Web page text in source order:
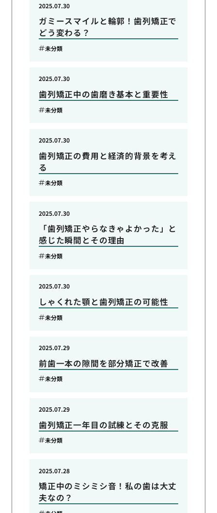
ガミースマイルと輪郭！歯列矯正で
どう変わる？
2025.07.30
未分類
歯列矯正中の歯磨き基本と重要性
2025.07.30
未分類
歯列矯正の費用と経済的背景を考え
る
2025.07.30
未分類
「歯列矯正やらなきゃよかった」と
感じた瞬間とその理由
2025.07.30
未分類
しゃくれた顎と歯列矯正の可能性
2025.07.30
未分類
前歯一本の隙間を部分矯正で改善
2025.07.29
未分類
歯列矯正一年目の試練とその克服
2025.07.29
未分類
矯正中のミシミシ音！私の歯は大丈
夫なの？
2025.07.28